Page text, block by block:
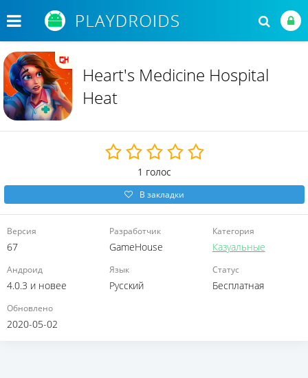
Heart's Medicine Hospital
Heat
1 голос
В закладки
Версия
67
Разработчик
GameHouse
Категория
Казуальные
Андроид
4.0.3 и новее
Язык
Русский
Статус
Бесплатная
Обновлено
2020-05-02